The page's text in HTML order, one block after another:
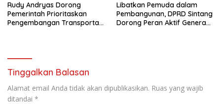
Rudy Andryas Dorong
Pemerintah Prioritaskan
Pengembangan Transportasi
Libatkan Pemuda dalam
Pembangunan, DPRD Sintang
Dorong Peran Aktif Generasi
Tinggalkan Balasan
Alamat email Anda tidak akan dipublikasikan. Ruas yang wajib
ditandai *